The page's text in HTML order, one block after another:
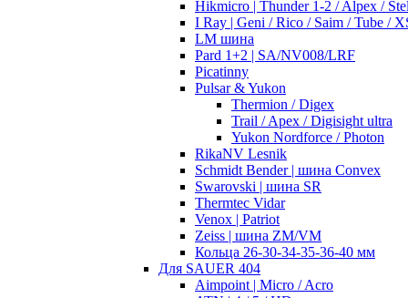
Hikmicro | Thunder 1-2 / Alpex /
I Ray | Geni / Rico / Saim / Tube /
LM шина
Pard 1+2 | SA/NV008/LRF
Picatinny
Pulsar & Yukon
Thermion / Digex
Trail / Apex / Digisight ultra
Yukon Nordforce / Photon
RikaNV Lesnik
Schmidt Bender | шина Convex
Swarovski | шина SR
Thermtec Vidar
Venox | Patriot
Zeiss | шина ZM/VM
Кольца 26-30-34-35-36-40 мм
Для SAUER 404
Aimpoint | Micro / Acro